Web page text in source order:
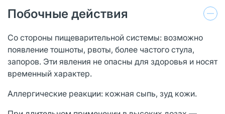
Побочные действия
Со стороны пищеварительной системы: возможно
появление тошноты, рвоты, более частого стула,
запоров. Эти явления не опасны для здоровья и носят
временный характер.
Аллергические реакции: кожная сыпь, зуд кожи.